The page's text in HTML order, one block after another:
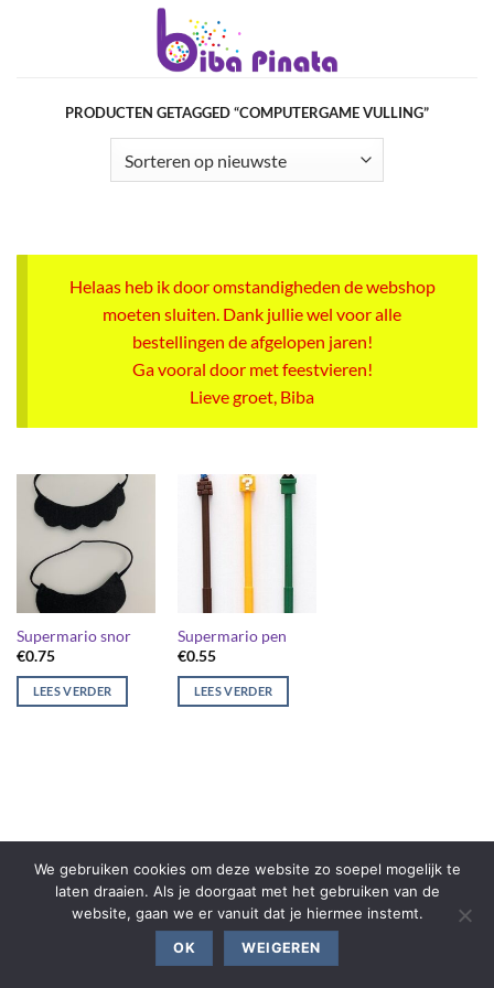
PRODUCTEN GETAGGED “COMPUTERGAME VULLING”
Helaas heb ik door omstandigheden de webshop
moeten sluiten. Dank jullie wel voor alle
bestellingen de afgelopen jaren!
Ga vooral door met feestvieren!
Lieve groet, Biba
Supermario snor
€0.75
LEES VERDER
Supermario pen
€0.55
LEES VERDER
We gebruiken cookies om deze website zo soepel mogelijk te
laten draaien. Als je doorgaat met het gebruiken van de
website, gaan we er vanuit dat je hiermee instemt.
OK WEIGEREN